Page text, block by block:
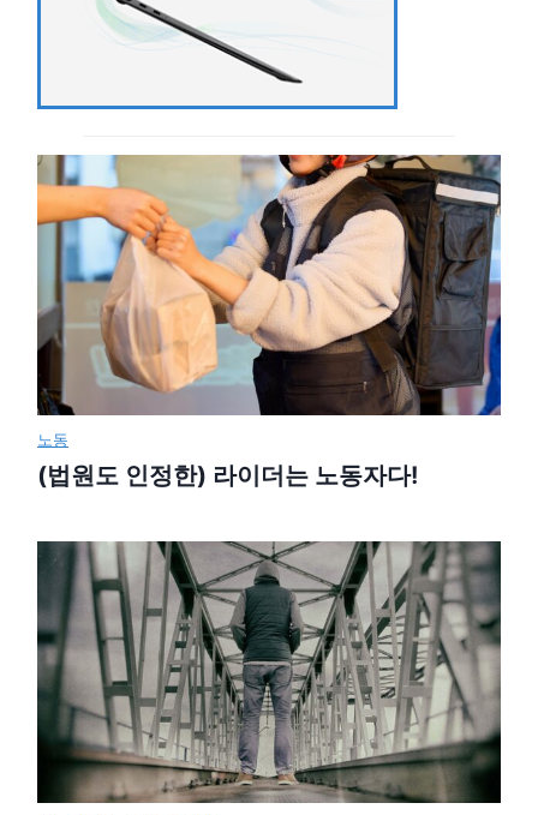
노동
(법원도 인정한) 라이더는 노동자다!